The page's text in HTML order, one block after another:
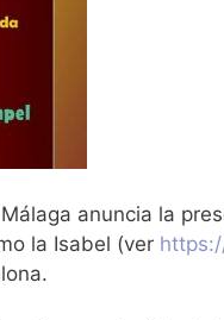
anuncia la
la Isabel (ver